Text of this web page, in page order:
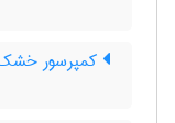
کمپرسور